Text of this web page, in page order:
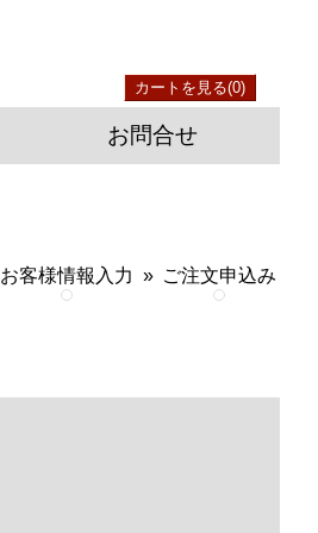
カートを見る(0)
お問合せ
お客様情報入力 » ご注文申込み